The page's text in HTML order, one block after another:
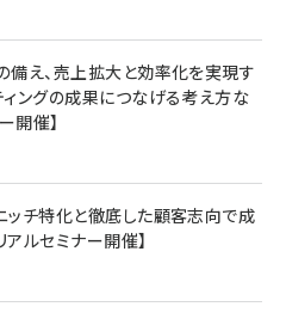
備え、売上拡大と効率化を実現す
ィングの成果につなげる考え方な
開催】
ッチ特化と徹底した顧客志向で成
ルセミナー開催】